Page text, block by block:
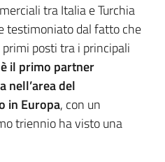
tra Italia e Turchia
testimoniato dal fatto che
primi posti tra i principali
è il primo partner
nell’area del
in Europa, con un
triennio ha visto una